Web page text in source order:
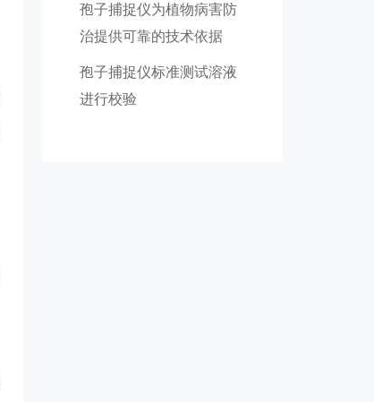
孢子捕捉仪为植物病害防
治提供可靠的技术依据
孢子捕捉仪标准测试溶液
进行校验